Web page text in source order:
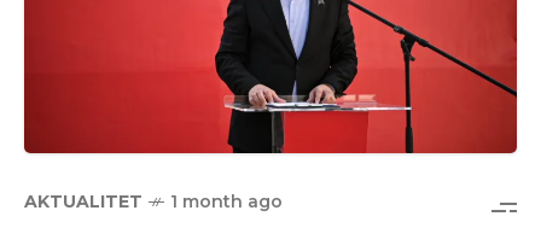
AKTUALITET 1 month ago